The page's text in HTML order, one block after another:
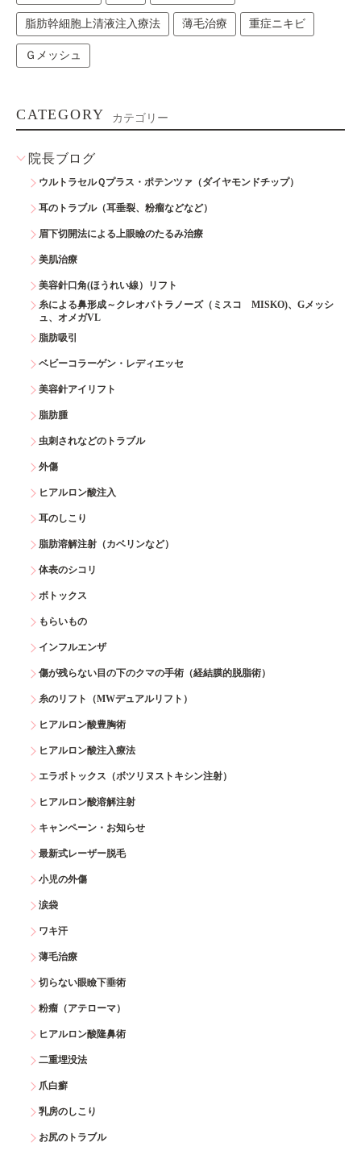
脂肪幹細胞上清液注入療法 薄毛治療 重症ニキビ
Ｇメッシュ
CATEGORY カテゴリー
院長ブログ
ウルトラセルＱプラス・ポテンツァ（ダイヤモンドチップ）
耳のトラブル（耳垂裂、粉瘤などなど）
眉下切開法による上眼瞼のたるみ治療
美肌治療
美容針口角(ほうれい線）リフト
糸による鼻形成～クレオパトラノーズ（ミスコ MISKO)、Gメッシ
ュ、オメガVL
脂肪吸引
ベビーコラーゲン・レディエッセ
美容針アイリフト
脂肪腫
虫刺されなどのトラブル
外傷
ヒアルロン酸注入
耳のしこり
脂肪溶解注射（カベリンなど）
体表のシコリ
ボトックス
もらいもの
インフルエンザ
傷が残らない目の下のクマの手術（経結膜的脱脂術）
糸のリフト（MWデュアルリフト）
ヒアルロン酸豊胸術
ヒアルロン酸注入療法
エラボトックス（ボツリヌストキシン注射）
ヒアルロン酸溶解注射
キャンペーン・お知らせ
最新式レーザー脱毛
小児の外傷
涙袋
ワキ汗
薄毛治療
切らない眼瞼下垂術
粉瘤（アテローマ）
ヒアルロン酸隆鼻術
二重埋没法
爪白癬
乳房のしこり
お尻のトラブル